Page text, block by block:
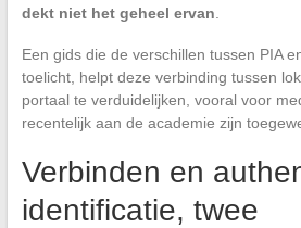
dekt niet het geheel ervan
Een gids die de verschillen tussen PIA
toelicht, helpt deze verbinding tussen
portaal te verduidelijken, vooral voor
recentelijk aan de academie zijn
Verbinden en
identificatie, twee